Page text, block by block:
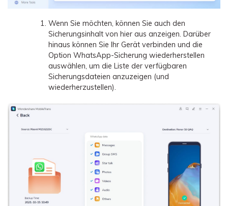
Wenn Sie möchten, können Sie auch den
Sicherungsinhalt von hier aus anzeigen. Darüber
hinaus können Sie Ihr Gerät verbinden und die
Option WhatsApp-Sicherung wiederherstellen
auswählen, um die Liste der verfügbaren
Sicherungsdateien anzuzeigen (und
wiederherzustellen).